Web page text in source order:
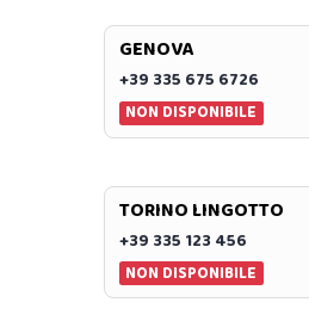
GENOVA
+39 335 675 6726
NON DISPONIBILE
TORINO LINGOTTO
+39 335 123 456
NON DISPONIBILE